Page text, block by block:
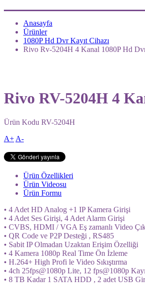
Anasayfa
Ürünler
1080P Hd Dvr Kayıt Cihazı
Rivo Rv-5204H 4 Kanal 1080P Hd
Rivo RV-5204H 4
Ürün Kodu RV-5204H
A+ A-
Ürün Özellikleri
Ürün Videosu
Ürün Formu
• 4 Adet HD Analog +1 IP Kamera Girişi
• 4 Adet Ses Girişi, 4 Adet Alarm Girişi
• CVBS, HDMI / VGA Eş zamanlı Video
• QR Code ve P2P Desteği , RS485
• Sabit IP Olmadan Uzaktan Erişim Özelliği
• 4 Kamera 1080p Real Time Ön İzleme
• H.264+ High Profi le Video Sıkıştırma
• 4ch 25fps@1080p Lite, 12 fps@1080p
• 8 TB Kadar 1 SATA HDD , 2 adet USB